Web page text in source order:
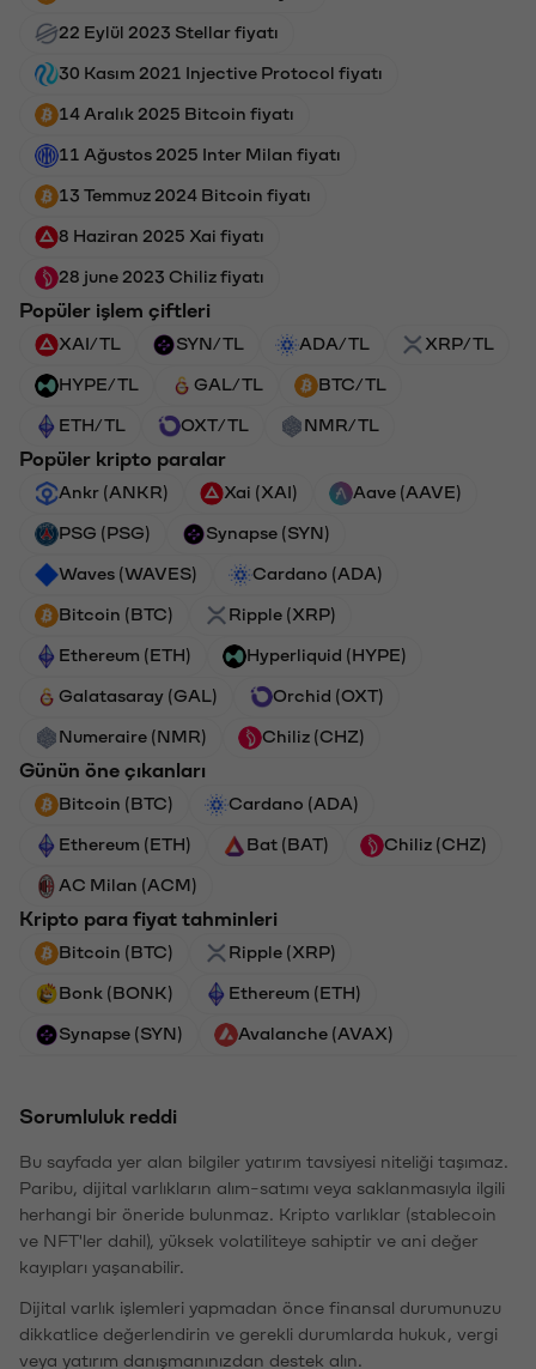
22 Eylül 2023 Stellar fiyatı
30 Kasım 2021 Injective Protocol fiyatı
14 Aralık 2025 Bitcoin fiyatı
11 Ağustos 2025 Inter Milan fiyatı
13 Temmuz 2024 Bitcoin fiyatı
8 Haziran 2025 Xai fiyatı
28 june 2023 Chiliz fiyatı
Popüler işlem çiftleri
XAI/TL SYN/TL ADA/TL XRP/TL
HYPE/TL GAL/TL BTC/TL
ETH/TL OXT/TL NMR/TL
Popüler kripto paralar
Ankr (ANKR) Xai (XAI) Aave (AAVE)
PSG (PSG) Synapse (SYN)
Waves (WAVES) Cardano (ADA)
Bitcoin (BTC) Ripple (XRP)
Ethereum (ETH) Hyperliquid (HYPE)
Galatasaray (GAL) Orchid (OXT)
Numeraire (NMR) Chiliz (CHZ)
Günün öne çıkanları
Bitcoin (BTC) Cardano (ADA)
Ethereum (ETH) Bat (BAT) Chiliz (CHZ)
AC Milan (ACM)
Kripto para fiyat tahminleri
Bitcoin (BTC) Ripple (XRP)
Bonk (BONK) Ethereum (ETH)
Synapse (SYN) Avalanche (AVAX)
Sorumluluk reddi
Bu sayfada yer alan bilgiler yatırım tavsiyesi niteliği taşımaz.
Paribu, dijital varlıkların alım-satımı veya saklanmasıyla ilgili
herhangi bir öneride bulunmaz. Kripto varlıklar (stablecoin
ve NFT'ler dahil), yüksek volatiliteye sahiptir ve ani değer
kayıpları yaşanabilir.
Dijital varlık işlemleri yapmadan önce finansal durumunuzu
dikkatlice değerlendirin ve gerekli durumlarda hukuk, vergi
veya yatırım danışmanınızdan destek alın.